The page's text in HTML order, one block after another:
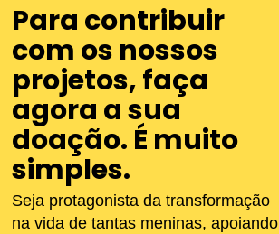
Para contribuir
com os nossos
projetos, faça
agora a sua
doação. É muito
simples.
Seja protagonista da transformação
na vida de tantas meninas, apoiando
Navegue pelo site